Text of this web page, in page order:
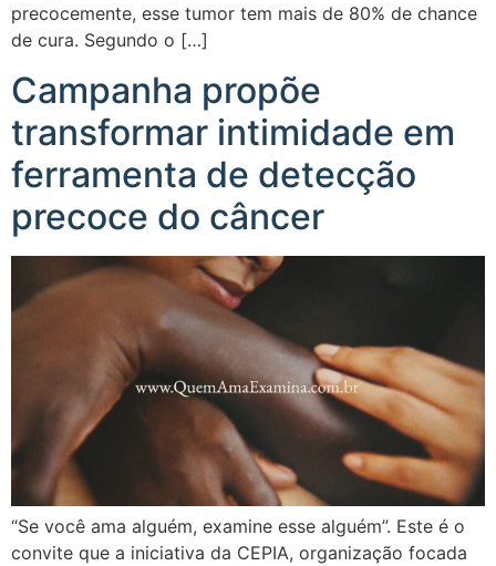
precocemente, esse tumor tem mais de 80% de chance
de cura. Segundo o […]
Campanha propõe
transformar intimidade em
ferramenta de detecção
precoce do câncer
“Se você ama alguém, examine esse alguém”. Este é o
convite que a iniciativa da CEPIA, organização focada